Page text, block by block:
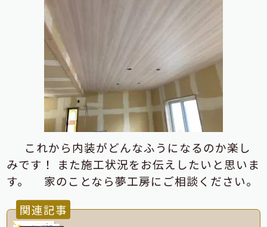
これから内装がどんなふうになるのか楽し
みです！
また施工状況をお伝えしたいと思いま
す。
家のことなら夢工房にご相談ください。
関連記事